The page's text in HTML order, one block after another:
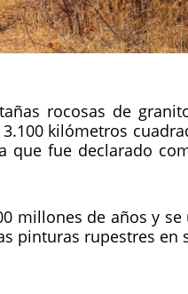
rocosas de
kilómetros
fue declarado
millones de años y
pinturas rupestres en